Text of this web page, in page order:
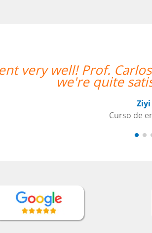
very well! Prof.
we're quite
Ziyi
Curso de